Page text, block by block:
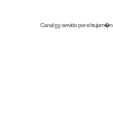
Canalrssservido por eltrujam�n